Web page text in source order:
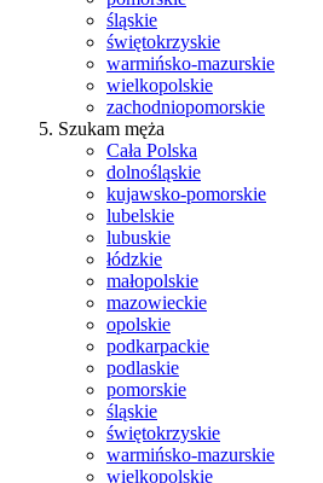
śląskie
świętokrzyskie
warmińsko-mazurskie
wielkopolskie
zachodniopomorskie
Szukam męża
Cała Polska
dolnośląskie
kujawsko-pomorskie
lubelskie
lubuskie
łódzkie
małopolskie
mazowieckie
opolskie
podkarpackie
podlaskie
pomorskie
śląskie
świętokrzyskie
warmińsko-mazurskie
wielkopolskie